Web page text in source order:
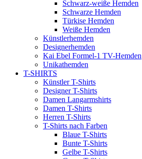
Schwarz-weiße Hemden
Schwarze Hemden
Türkise Hemden
Weiße Hemden
Künstlerhemden
Designerhemden
Kai Ebel Formel-1 TV-Hemden
Unikathemden
T-SHIRTS
Künstler T-Shirts
Designer T-Shirts
Damen Langarmshirts
Damen T-Shirts
Herren T-Shirts
T-Shirts nach Farben
Blaue T-Shirts
Bunte T-Shirts
Gelbe T-Shirts